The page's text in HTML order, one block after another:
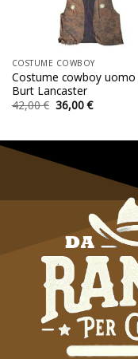
COSTUME COWBOY
Costume cowboy uomo
Burt Lancaster
42,00€ Il
prezzo
42,00 €.
36,00€Il
prezzo
36,00 €.